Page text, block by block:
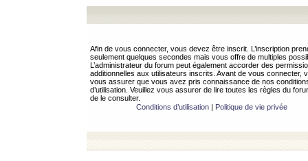
Afin de vous connecter, vous devez être inscrit. L’inscription
seulement quelques secondes mais vous offre de multiples
L’administrateur du forum peut également accorder des
additionnelles aux utilisateurs inscrits. Avant de vous connecter,
vous assurer que vous avez pris connaissance de nos
d’utilisation. Veuillez vous assurer de lire toutes les règles du
de le consulter.
Conditions d’utilisation| Politique de vie privée